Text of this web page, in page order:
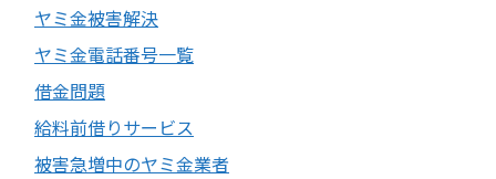
ヤミ金被害解決
ヤミ金電話番号一覧
借金問題
給料前借りサービス
被害急増中のヤミ金業者